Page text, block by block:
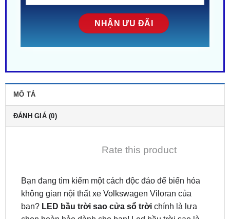
MÔ TẢ
ĐÁNH GIÁ (0)
Rate this product
Bạn đang tìm kiếm một cách độc đáo để biến hóa
không gian nội thất xe Volkswagen Viloran của
bạn? LED bầu trời sao cửa sổ trờichính là lựa